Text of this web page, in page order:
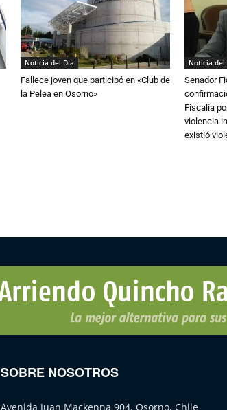
Noticia del Día
Fallece joven que participó en «Club de
la Pelea en Osorno»
Noticia del
Senador
Fiscalía
violencia
existió
SOBRE NOSOTROS
Avenida Juan Mackenna 904, Osorno, Chile